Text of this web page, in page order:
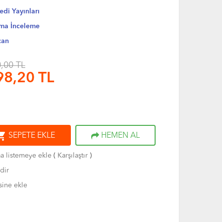
Yayınları
İnceleme
TL
TL
SEPETE EKLE HEMEN AL
listemeye ekle( Karşılaştır)
ekle